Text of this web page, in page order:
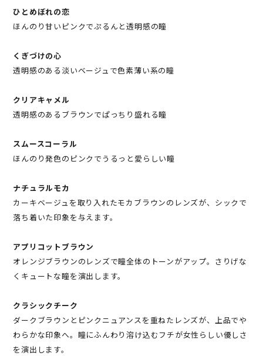
ひとめぼれの恋
ほんのり甘いピンクでぷるんと透明感の瞳
くぎづけの心
透明感のある淡いベージュで色素薄い系の瞳
クリアキャメル
透明感のあるブラウンでぱっちり盛れる瞳
スムースコーラル
ほんのり発色のピンクでうるっと愛らしい瞳
ナチュラルモカ
カーキベージュを取り入れたモカブラウンのレンズが、シックで
落ち着いた印象を与えます。
アプリコットブラウン
オレンジブラウンのレンズで瞳全体のトーンがアップ。さりげな
くキュートな瞳を演出します。
クラシックチーク
ダークブラウンとピンクニュアンスを重ねたレンズが、上品でや
わらかな印象へ。瞳にふんわり溶け込むフチが女性らしい優しさ
を演出します。